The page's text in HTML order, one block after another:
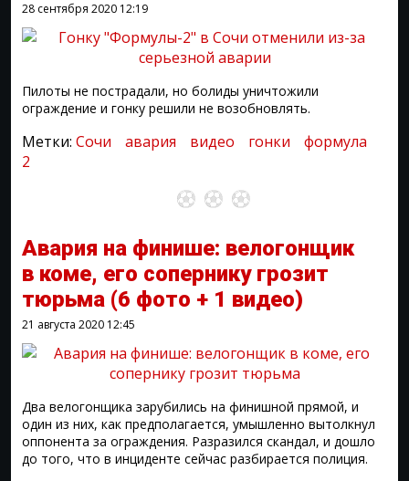
28 сентября 2020 12:19
Пилоты не пострадали, но болиды уничтожили
ограждение и гонку решили не возобновлять.
Метки: Сочи авария видео гонки
формула
2
Авария на финише: велогонщик
в коме, его сопернику грозит
тюрьма (6 фото + 1 видео)
21 августа 2020 12:45
Два велогонщика зарубились на финишной прямой, и
один из них, как предполагается, умышленно вытолкнул
оппонента за ограждения. Разразился скандал, и дошло
до того, что в инциденте сейчас разбирается полиция.